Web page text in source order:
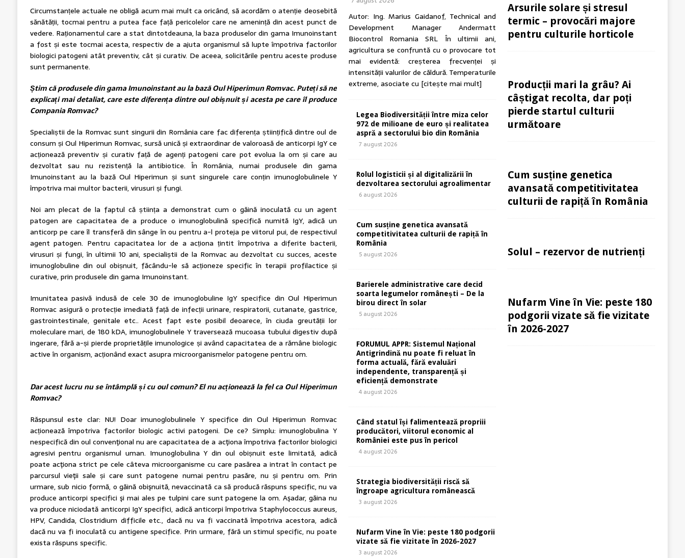
Circumstanțele actuale ne obligă acum mai mult ca oricând, să acordăm o atenție deosebită
sănătății, tocmai pentru a putea face față pericolelor care ne amenință din acest punct de
vedere. Raționamentul care a stat dintotdeauna, la baza produselor din gama Imunoinstant
a fost și este tocmai acesta, respectiv de a ajuta organismul să lupte împotriva factorilor
biologici patogeni atât preventiv, cât și curativ. De aceea, solicitările pentru aceste produse
sunt permanente.
Știm că produsele din gama Imunoinstant au la bază Oul Hiperimun Romvac. Puteți să ne
explicați mai detaliat, care este diferența dintre oul obișnuit și acesta pe care îl produce
Compania Romvac?
Specialiștii de la Romvac sunt singurii din România care fac diferența științifică dintre oul de
consum și Oul Hiperimun Romvac, sursă unică și extraordinar de valoroasă de anticorpi IgY ce
acționează preventiv și curativ față de agenți patogeni care pot evolua la om și care au
dezvoltat sau nu rezistență la antibiotice. În România, numai produsele din gama
Imunoinstant au la bază Oul Hiperimun și sunt singurele care conțin imunoglobulinele Y
împotriva mai multor bacterii, virusuri și fungi.
Noi am plecat de la faptul că știința a demonstrat cum o găină inoculată cu un agent
patogen are capacitatea de a produce o imunoglobulină specifică numită IgY, adică un
anticorp pe care îl transferă din sânge în ou pentru a-l proteja pe viitorul pui, de respectivul
agent patogen. Pentru capacitatea lor de a acționa țintit împotriva a diferite bacterii,
virusuri și fungi, în ultimii 10 ani, specialiștii de la Romvac au dezvoltat cu succes, aceste
imunoglobuline din oul obișnuit, făcându-le să acționeze specific în terapii profilactice și
curative, prin produsele din gama Imunoinstant.
Imunitatea pasivă indusă de cele 30 de imunoglobuline IgY specifice din Oul Hiperimun
Romvac asigură o protecție imediată față de infecții urinare, respiratorii, cutanate, gastrice,
gastrointestinale, genitale etc.. Acest fapt este posibil deoarece, în ciuda greutății lor
moleculare mari, de 180 kDA, imunoglobulinele Y traversează mucoasa tubului digestiv după
ingerare, fără a-și pierde proprietățile imunologice și având capacitatea de a rămâne biologic
active în organism, acționând exact asupra microorganismelor patogene pentru om.
Dar acest lucru nu se întâmplă și cu oul comun? El nu acționează la fel ca Oul Hiperimun
Romvac?
Răspunsul este clar: NU! Doar imunoglobulinele Y specifice din Oul Hiperimun Romvac
acționează împotriva factorilor biologic activi patogeni. De ce? Simplu: imunoglobulina Y
nespecifică din oul convenţional nu are capacitatea de a acţiona împotriva factorilor biologici
agresivi pentru organismul uman. Imunoglobulina Y din oul obișnuit este limitată, adică
poate acţiona strict pe cele câteva microorganisme cu care pasărea a intrat în contact pe
parcursul vieţii sale și care sunt patogene numai pentru pasăre, nu și pentru om. Prin
urmare, sub nicio formă, o găină obişnuită, nevaccinată ca să producă răspuns specific, nu va
produce anticorpi specifici şi mai ales pe tulpini care sunt patogene la om. Aşadar, găina nu
va produce niciodată anticorpi IgY specifici, adică anticorpi împotriva Staphylococcus aureus,
HPV, Candida, Clostridium difficile etc., dacă nu va fi vaccinată împotriva acestora, adică
dacă nu va fi inoculată cu antigene specifice. Prin urmare, fără un stimul specific, nu poate
exista răspuns specific.
Autor: Ing. Marius Gaidanof, Technical and
Development Manager Andermatt
Biocontrol Romania SRL În ultimii ani,
agricultura se confruntă cu o provocare tot
mai evidentă: creșterea frecvenței și
intensității valurilor de căldură. Temperaturile
extreme, asociate cu [citește mai mult]
Legea Biodiversității între miza celor
972 de milioane de euro și realitatea
aspră a sectorului bio din România
7 august 2026
Rolul logisticii și al digitalizării în
dezvoltarea sectorului agroalimentar
6 august 2026
Cum susține genetica avansată
competitivitatea culturii de rapiță în
România
5 august 2026
Barierele administrative care decid
soarta legumelor românești – De la
birou direct în solar
5 august 2026
FORUMUL APPR: Sistemul Național
Antigrindină nu poate fi reluat în
forma actuală, fără evaluări
independente, transparență și
eficiență demonstrate
4 august 2026
Când statul își falimentează propriii
producători, viitorul economic al
României este pus în pericol
4 august 2026
Strategia biodiversității riscă să
îngroape agricultura românească
3 august 2026
Nufarm Vine în Vie: peste 180 podgorii
vizate să fie vizitate în 2026-2027
3 august 2026
Arsurile solare și stresul
termic – provocări majore
pentru culturile horticole
Producții mari la grâu? Ai
câștigat recolta, dar poți
pierde startul culturii
următoare
Cum susține genetica
avansată competitivitatea
culturii de rapiță în România
Solul – rezervor de nutrienți
Nufarm Vine în Vie: peste 180
podgorii vizate să fie vizitate
în 2026-2027